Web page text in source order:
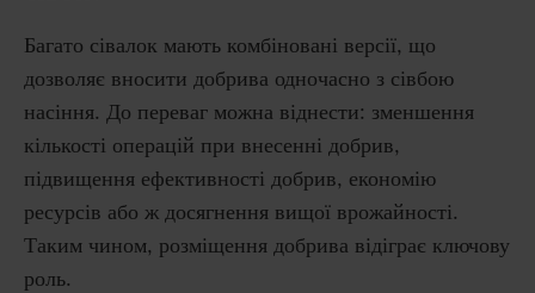
Багато сівалок мають комбіновані версії, що
дозволяє вносити добрива одночасно з сівбою
насіння. До переваг можна віднести: зменшення
кількості операцій при внесенні добрив,
підвищення ефективності добрив, економію
ресурсів або ж досягнення вищої врожайності.
Таким чином, розміщення добрива відіграє ключову
роль.